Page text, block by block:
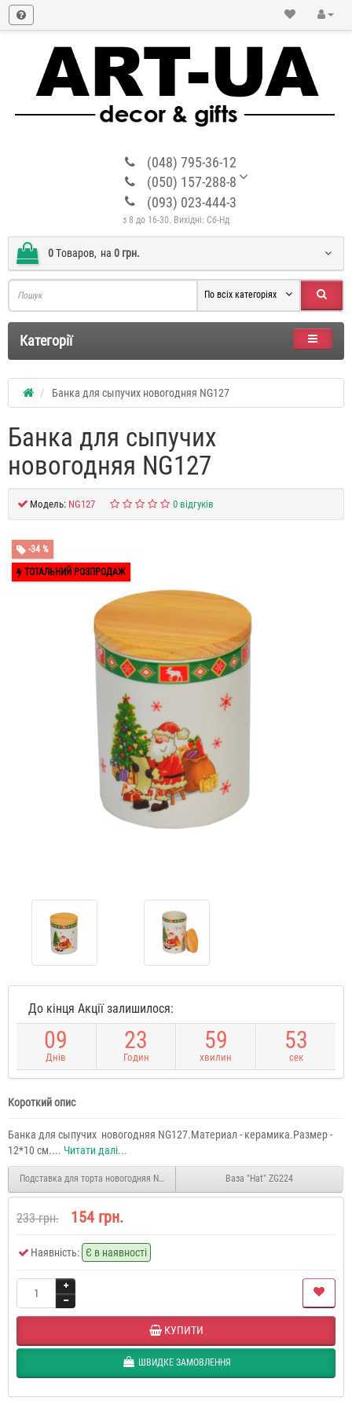
(048) 795-36-12
(050) 157-288-8
(093) 023-444-3
з 8 до 16-30. Вихідні: Сб-Нд
0Tоваров, на 0 грн.
По всіх категоріях
Категорії
Банка для сыпучих новогодняя NG127
Банка для сыпучих
новогодняя NG127
Модель: NG127 0 відгуків
-34 %
ТОТАЛЬНИЙ РОЗПРОДАЖ
До кінця Акції залишилося:
09
Днів
23
Годин
59
хвилин
53
сек
Короткий опис
Банка для сыпучих новогодняя NG127.Материал - керамика.Размер -
12*10 см.... Читати далі...
Подставка для торта новогодняя NG123 Ваза "Hat" ZG224
233 грн. 154 грн.
Наявність: Є в наявності
КУПИТИ
ШВИДКЕ ЗАМОВЛЕННЯ